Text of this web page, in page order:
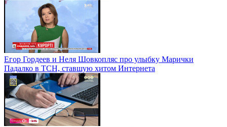
Егор Гордеев и Неля Шовкопляс про улыбку Марички
Падалко в ТСН, ставшую хитом Интернета